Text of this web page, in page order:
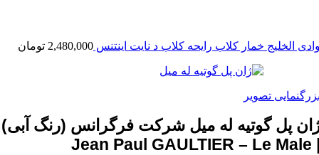
الخلیج خمار کلاب رایحه کلاب د نایت اینتنس 2,480,000 تومان
تصویر
پل گوتیه له میل شرکت فرگرانس (رنگ آبی)
| Jean Paul